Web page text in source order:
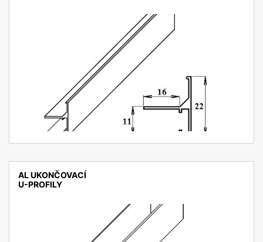
AL UKONČOVACÍ
U-PROFILY